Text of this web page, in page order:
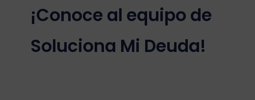
¡Conoce al equipo de
Soluciona Mi Deuda!